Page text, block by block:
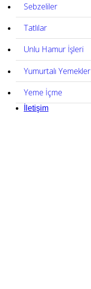
Sebzeliler
Tatlılar
Unlu Hamur İşleri
Yumurtalı Yemekler
Yeme İçme
İletişim